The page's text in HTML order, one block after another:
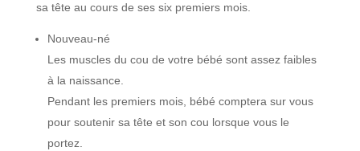
sa tête au cours de ses six premiers mois.
Nouveau-né
Les muscles du cou de votre bébé sont assez faibles
à la naissance.
Pendant les premiers mois, bébé comptera sur vous
pour soutenir sa tête et son cou lorsque vous le
portez.